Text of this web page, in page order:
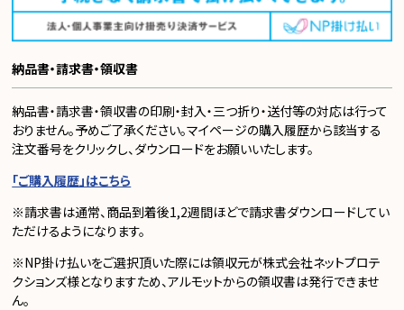
納品書・請求書・領収書
納品書・請求書・領収書の印刷・封入・三つ折り・送付等の対応は行って
おりません。予めご了承ください。マイページの購入履歴から該当する
注文番号をクリックし、ダウンロードをお願いいたします。
「ご購入履歴」はこちら
※請求書は通常、商品到着後1,2週間ほどで請求書ダウンロードしてい
ただけるようになります。
※NP掛け払いをご選択頂いた際には領収元が株式会社ネットプロテ
クションズ様となりますため、アルモットからの領収書は発行できませ
ん。